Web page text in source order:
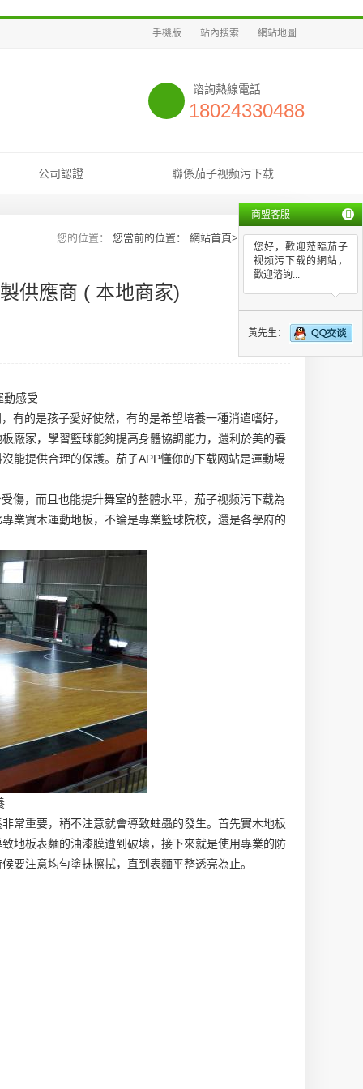
手機版 站內搜索 網站地圖
谘詢熱線電話
18024330488
公司認證 聯係茄子视频污下载
您當前的位置： 網站首頁>> 新聞資訊
供應商 ( 本地商家)
動感受
有的是孩子愛好使然，有的是希望培養一種消遣嗜好，
廠家，學習籃球能夠提高身體協調能力，還利於美的養
能提供合理的保護。茄子APP懂你的下载网站是運動場
傷，而且也能提升舞室的整體水平，茄子视频污下载為
業實木運動地板，不論是專業籃球院校，還是各學府的
常重要，稍不注意就會導致蛀蟲的發生。首先實木地板
地板表麵的油漆膜遭到破壞，接下來就是使用專業的防
要注意均勻塗抹擦拭，直到表麵平整透亮為止。
商盟客服
您好，歡迎蒞臨茄子
视频污下载的網站，
歡迎谘詢...
黃先生：